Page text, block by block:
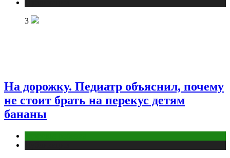
3
На дорожку. Педиатр объяснил, почему
не стоит брать на перекус детям
бананы